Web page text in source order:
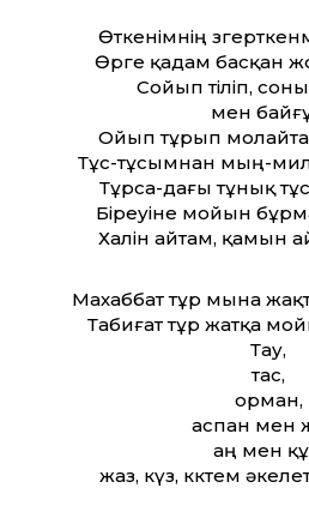
Өткенімнің
Өрге қадам басқан
Сойып тіліп,
мен
Ойып тұрып
Тұс-тұсымнан мың-
Тұрса-дағы тұнық
Біреуіне мойын
Халін айтам, қамын
Махаббат тұр мына
Табиғат тұр жатқа
Тау,
тас,
орман,
аспан мен
аң мен
жаз, күз, көктем